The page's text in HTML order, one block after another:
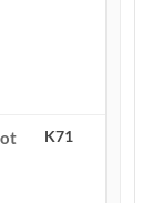
K71